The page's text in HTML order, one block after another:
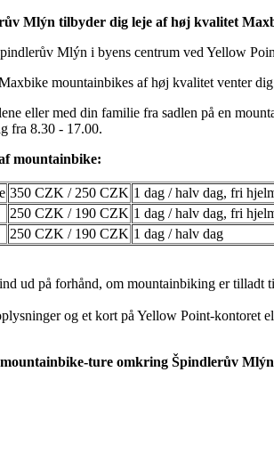
Mlýn tilbyder dig leje af høj kvalitet
Mlýn i byens centrum ved Yellow
mountainbikes af høj kvalitet venter
eller med din familie fra sadlen på en
fra 8.30 - 17.00.
mountainbike:
350 CZK / 250 CZK 1 dag / halv dag, fri
250 CZK / 190 CZK 1 dag / halv dag, fri
250 CZK / 190 CZK 1 dag / halv dag
ud på forhånd, om mountainbiking er tilladt
og et kort på Yellow Point-kontoret
ture omkring Špindlerův